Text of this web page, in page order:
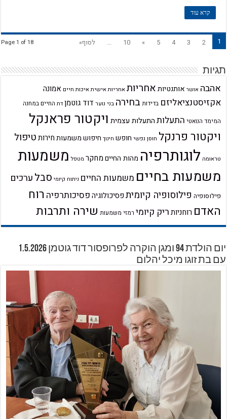
קרא עוד
Page 1 of 18 1
2
3
4
5
»
10
... לסוף»
תגיות
אהבה אושר אותנטיותאחריותאחריות אישיתאיכות חיים אמונה
אקזיסטנציאליזם בדידותבחירה בני נוער דוד גוטמן דת החיים במחנה
המימד הנואטי התעלותהתעלות עצמית ויקטור פראנקל
ויקטור פרנקל חוסן נפשי חופש חינוך חיפוש משמעותחירותטיפול
טראומה לוגותרפיה מהות החייםמחקר מטפל משמעות
משמעות בחיים משמעות החיים ניתוח קיומי סבלערכים
פילוסופיה פילוסופיה קיומיתפסיכולוגיהפסיכותרפיה רוח
האדם רוחניותריק קיומי רמזי משמעות שירה ותרבות
יום הולדת 94 ומגן הוקרה לפרופסור דוד גוטמן 1.5.2026
עם בת זוגו מיכל יהלום